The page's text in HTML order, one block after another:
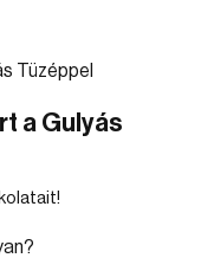
a Gulyás